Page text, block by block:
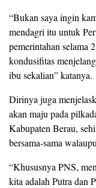
“Bukan saya ingin
mendagri itu untuk
pemerintahan selama
kondusifitas
ibu sekalian” katanya.
Dirinya juga
akan maju pada
Kabupaten Berau,
bersama-sama
“Khususnya PNS,
kita adalah Putra dan